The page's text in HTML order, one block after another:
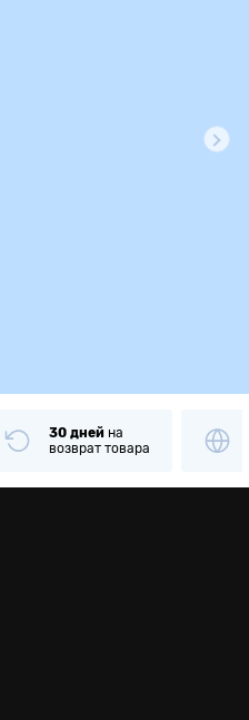
30 дней на
возврат товара